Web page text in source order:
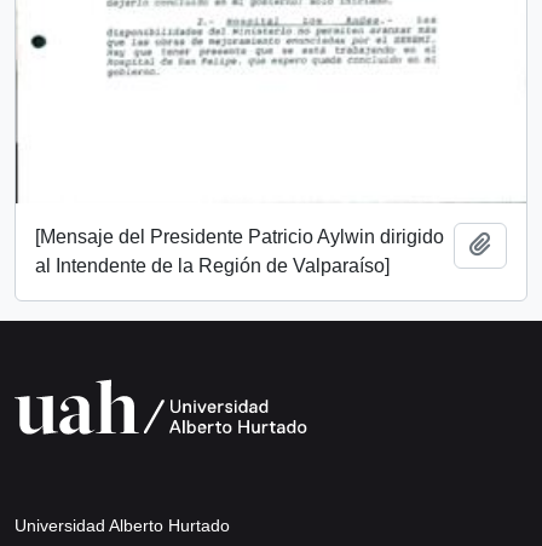
[Mensaje del Presidente Patricio Aylwin dirigido
al Intendente de la Región de Valparaíso]
Universidad Alberto Hurtado